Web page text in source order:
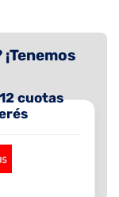
cuotas